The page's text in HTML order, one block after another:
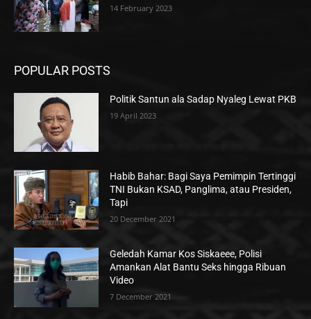
14 February 2023
POPULAR POSTS
Politik Santun ala Sadap Nyaleg Lewat PKB
19 April 2023
Habib Bahar: Bagi Saya Pemimpin Tertinggi
TNI Bukan KSAD, Panglima, atau Presiden,
Tapi
20 December 2021
Geledah Kamar Kos Siskaeee, Polisi
Amankan Alat Bantu Seks hingga Ribuan
Video
7 December 2021